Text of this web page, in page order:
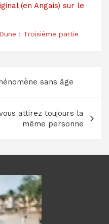
(en Angais) sur le
Dune : Troisième partie
sans âge
attirez toujours la
même personne